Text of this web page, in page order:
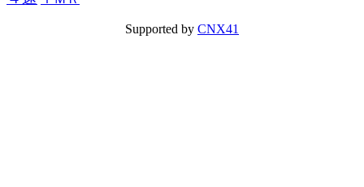
Supported by CNX41